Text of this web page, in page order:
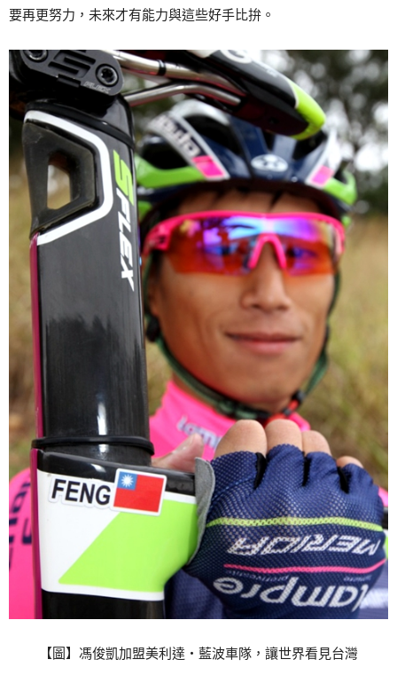
要再更努力，未來才有能力與這些好手比拚。
【圖】馮俊凱加盟美利達‧藍波車隊，讓世界看見台灣